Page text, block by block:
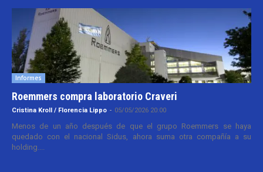
Informes
Roemmers compra laboratorio Craveri
Cristina Kroll / Florencia Lippo - 05/05/2026 20:00
Menos de un año después de que el grupo Roemmers se haya
quedado con el nacional Sidus, ahora suma otra compañía a su
holding....